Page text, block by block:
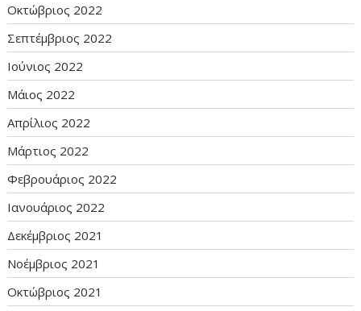
Οκτώβριος 2022
Σεπτέμβριος 2022
Ιούνιος 2022
Μάιος 2022
Απρίλιος 2022
Μάρτιος 2022
Φεβρουάριος 2022
Ιανουάριος 2022
Δεκέμβριος 2021
Νοέμβριος 2021
Οκτώβριος 2021